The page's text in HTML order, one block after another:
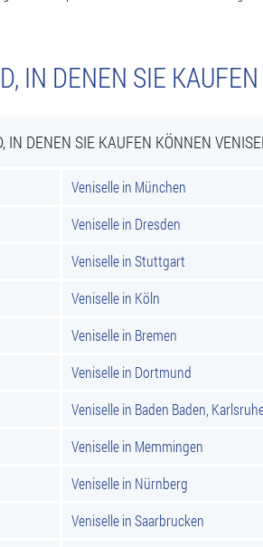
IN DENEN SIE
IN DENEN SIE KAUFEN KÖNNEN
Veniselle in München
Veniselle in Dresden
Veniselle in Stuttgart
Veniselle in Köln
Veniselle in Bremen
Veniselle in Dortmund
Veniselle in Baden Baden,
Veniselle in Memmingen
Veniselle in Nürnberg
Veniselle in Saarbrucken